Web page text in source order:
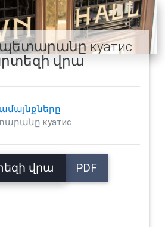
куатис
վրա
куатис
վրա PDF